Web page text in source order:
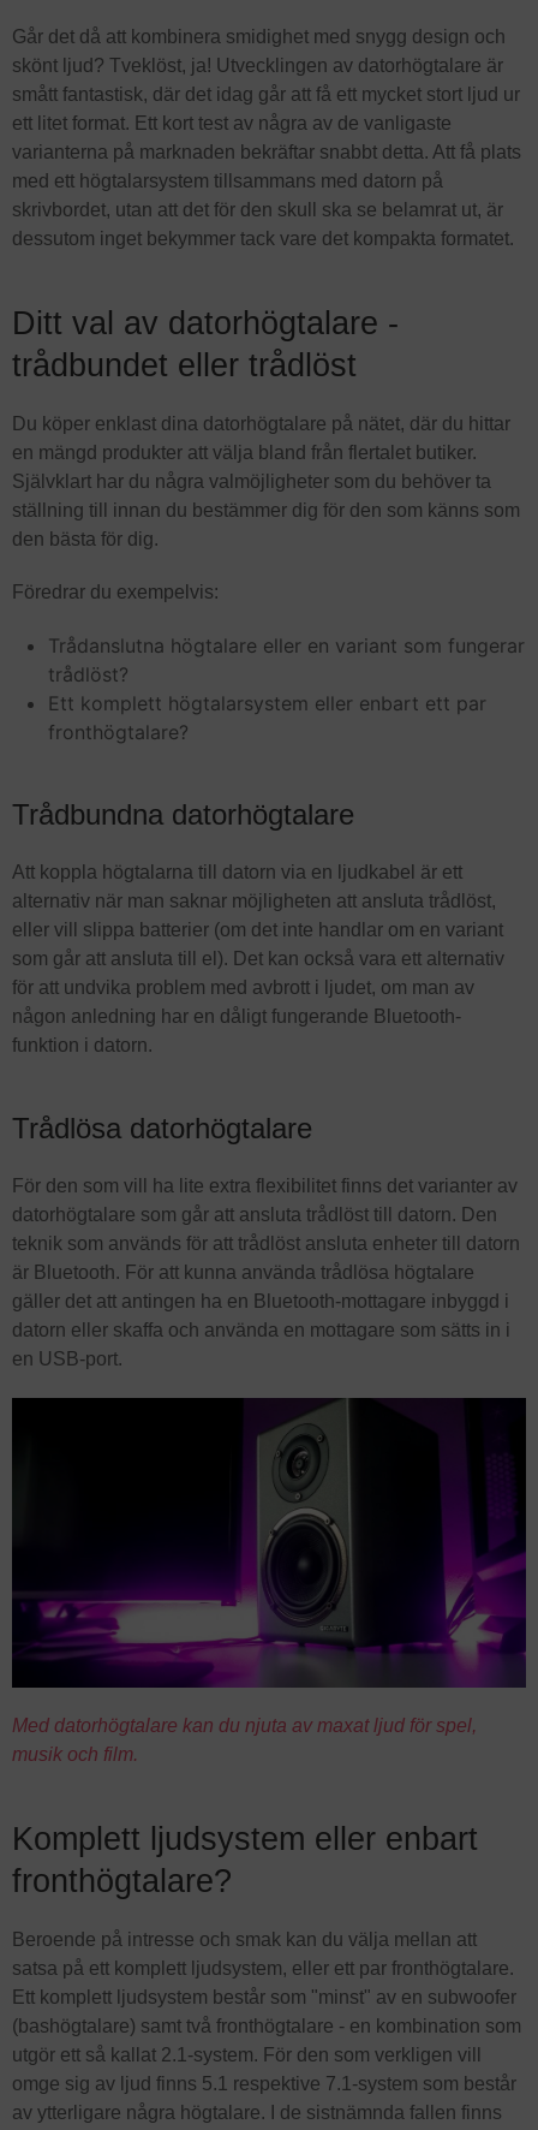
Går det då att kombinera smidighet med snygg design och
skönt ljud? Tveklöst, ja! Utvecklingen av datorhögtalare är
smått fantastisk, där det idag går att få ett mycket stort ljud ur
ett litet format. Ett kort test av några av de vanligaste
varianterna på marknaden bekräftar snabbt detta. Att få plats
med ett högtalarsystem tillsammans med datorn på
skrivbordet, utan att det för den skull ska se belamrat ut, är
dessutom inget bekymmer tack vare det kompakta formatet.
Ditt val av datorhögtalare -
trådbundet eller trådlöst
Du köper enklast dina datorhögtalare på nätet, där du hittar
en mängd produkter att välja bland från flertalet butiker.
Självklart har du några valmöjligheter som du behöver ta
ställning till innan du bestämmer dig för den som känns som
den bästa för dig.
Föredrar du exempelvis:
Trådanslutna högtalare eller en variant som fungerar
trådlöst?
Ett komplett högtalarsystem eller enbart ett par
fronthögtalare?
Trådbundna datorhögtalare
Att koppla högtalarna till datorn via en ljudkabel är ett
alternativ när man saknar möjligheten att ansluta trådlöst,
eller vill slippa batterier (om det inte handlar om en variant
som går att ansluta till el). Det kan också vara ett alternativ
för att undvika problem med avbrott i ljudet, om man av
någon anledning har en dåligt fungerande Bluetooth-
funktion i datorn.
Trådlösa datorhögtalare
För den som vill ha lite extra flexibilitet finns det varianter av
datorhögtalare som går att ansluta trådlöst till datorn. Den
teknik som används för att trådlöst ansluta enheter till datorn
är Bluetooth. För att kunna använda trådlösa högtalare
gäller det att antingen ha en Bluetooth-mottagare inbyggd i
datorn eller skaffa och använda en mottagare som sätts in i
en USB-port.
Med datorhögtalare kan du njuta av maxat ljud för spel,
musik och film.
Komplett ljudsystem eller enbart
fronthögtalare?
Beroende på intresse och smak kan du välja mellan att
satsa på ett komplett ljudsystem, eller ett par fronthögtalare.
Ett komplett ljudsystem består som "minst" av en subwoofer
(bashögtalare) samt två fronthögtalare - en kombination som
utgör ett så kallat 2.1-system. För den som verkligen vill
omge sig av ljud finns 5.1 respektive 7.1-system som består
av ytterligare några högtalare. I de sistnämnda fallen finns